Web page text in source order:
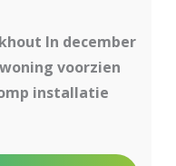
In december
voorzien
installatie